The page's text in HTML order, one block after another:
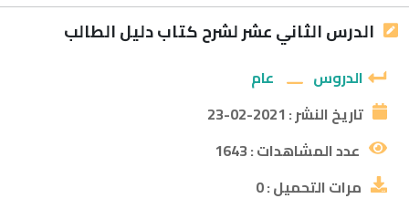
الدرس الثاني عشر لشرح كتاب دليل الطالب
الدروس
عام
تاريخ النشر :2021-02-23
عدد المشاهدات :1643
مرات التحميل :0